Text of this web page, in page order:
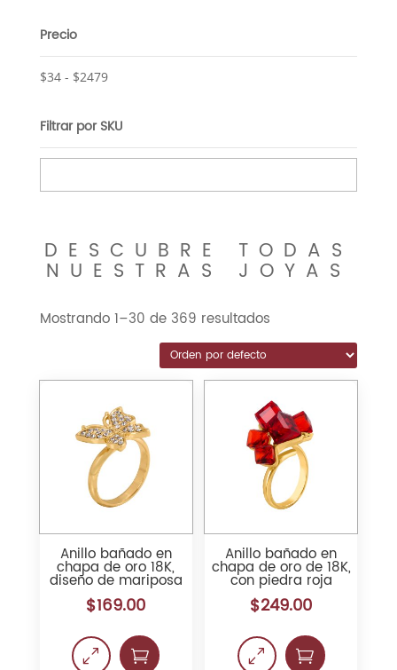
Precio
$34- $2479
Filtrar por SKU
DESCUBRE TODAS
NUESTRAS JOYAS
Mostrando 1–30 de 369 resultados
Anillo bañado en
chapa de oro 18K,
diseño de mariposa
$169.00
0 
Anillo bañado en
chapa de oro de 18K,
con piedra roja
$249.00
0 